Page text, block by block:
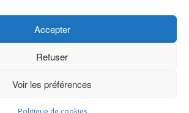
Accepter
Refuser
Voir les préférences
Politique de cookies
29 octobre 2025